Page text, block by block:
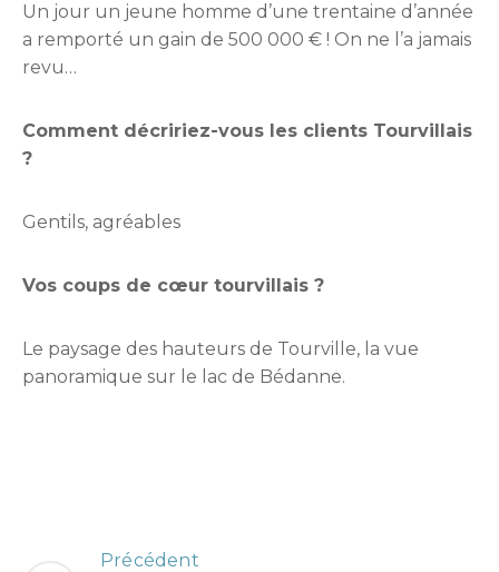
Un jour un jeune homme d’une trentaine d’année
a remporté un gain de 500 000 € ! On ne l’a jamais
revu…
Comment décririez-vous les clients Tourvillais
?
Gentils, agréables
Vos coups de cœur tourvillais ?
Le paysage des hauteurs de Tourville, la vue
panoramique sur le lac de Bédanne.
Précédent